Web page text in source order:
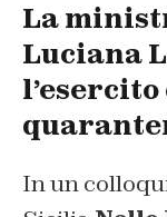
La
Luciana
In un